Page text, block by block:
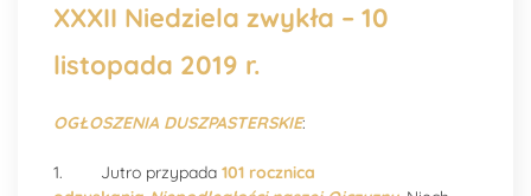
XXXII Niedziela zwykła – 10
listopada 2019 r.
OGŁOSZENIA DUSZPASTERSKIE:
1. Jutro przypada 101 rocznica